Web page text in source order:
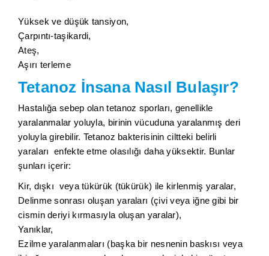
Yüksek ve düşük tansiyon,
Çarpıntı-taşikardi,
Ateş,
Aşırı terleme
Tetanoz İnsana Nasıl Bulaşır?
Hastalığa sebep olan tetanoz sporları, genellikle
yaralanmalar yoluyla, birinin vücuduna yaralanmış deri
yoluyla girebilir. Tetanoz bakterisinin ciltteki belirli
yaraları enfekte etme olasılığı daha yüksektir. Bunlar
şunları içerir:
Kir, dışkı veya tükürük (tükürük) ile kirlenmiş yaralar,
Delinme sonrası oluşan yaraları (çivi veya iğne gibi bir
cismin deriyi kırmasıyla oluşan yaralar),
Yanıklar,
Ezilme yaralanmaları (başka bir nesnenin baskısı veya